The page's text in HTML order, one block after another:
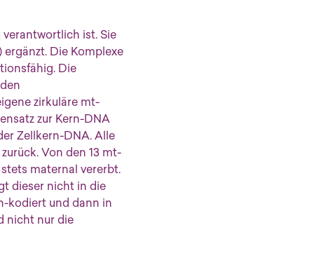
ist. Sie
Die Komplexe
Die
zirkuläre mt-
zur Kern-DNA
Zellkern-DNA. Alle
Von den 13 mt-
maternal vererbt.
dieser nicht in die
kodiert und dann in
nicht nur die